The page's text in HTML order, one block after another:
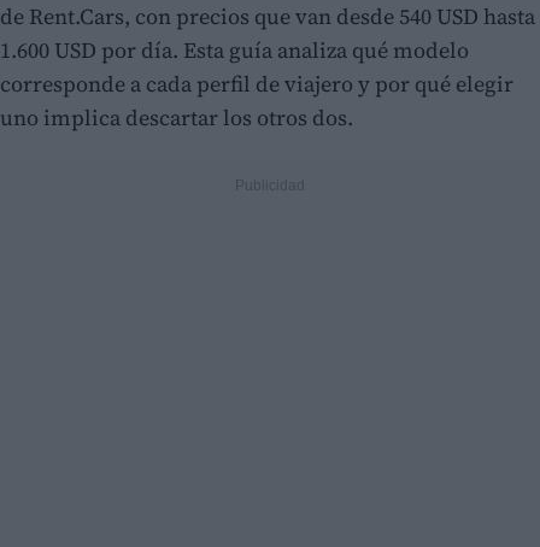
de Rent.Cars, con precios que van desde 540 USD hasta
1.600 USD por día. Esta guía analiza qué modelo
corresponde a cada perfil de viajero y por qué elegir
uno implica descartar los otros dos.